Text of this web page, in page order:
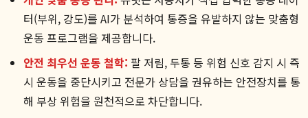
터(부위, 강도)를 AI가 분석하여 통증을 유발하지 않는 맞춤형
운동 프로그램을 제공합니다.
안전 최우선 운동 철학: 팔 저림, 두통 등 위험 신호 감지 시 즉
시 운동을 중단시키고 전문가 상담을 권유하는 안전장치를 통
해 부상 위험을 원천적으로 차단합니다.